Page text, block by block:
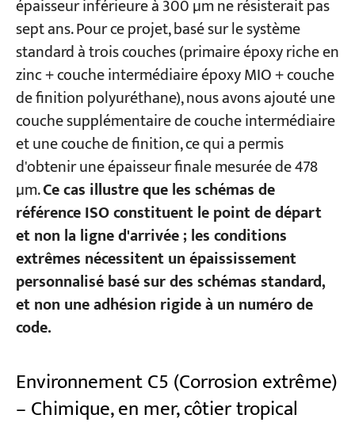
épaisseur inférieure à 300 µm ne résisterait pas
sept ans. Pour ce projet, basé sur le système
standard à trois couches (primaire époxy riche en
zinc + couche intermédiaire époxy MIO + couche
de finition polyuréthane), nous avons ajouté une
couche supplémentaire de couche intermédiaire
et une couche de finition, ce qui a permis
d'obtenir une épaisseur finale mesurée de 478
µm.Ce cas illustre que les schémas de
référence ISO constituent le point de départ
et non la ligne d'arrivée ; les conditions
extrêmes nécessitent un épaississement
personnalisé basé sur des schémas standard,
et non une adhésion rigide à un numéro de
code.
Environnement C5 (Corrosion extrême)
– Chimique, en mer, côtier tropical